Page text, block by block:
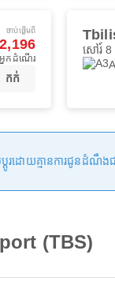
ចាប់ផ្ដើមពី
អ្នកដំណើរ
កក់
សៅរ៍
ដោយគ្មានការជូនដំណឹង
(TBS)